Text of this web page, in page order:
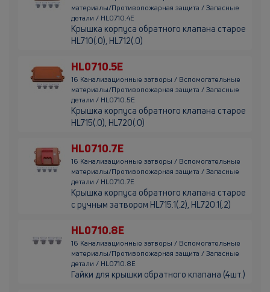
материалы/Противопожарная защита / Запасные
детали / HL0710.4E
Крышка корпуса обратного клапана старое
HL710(.0), HL712(.0)
HL0710.5E
16 Канализационные затворы / Вспомогательные
материалы/Противопожарная защита / Запасные
детали / HL0710.5E
Крышка корпуса обратного клапана старое
HL715(.0), HL720(.0)
HL0710.7E
16 Канализационные затворы / Вспомогательные
материалы/Противопожарная защита / Запасные
детали / HL0710.7E
Крышка корпуса обратного клапана старое
с ручным затвором HL715.1(.2), HL720.1(.2)
HL0710.8E
16 Канализационные затворы / Вспомогательные
материалы/Противопожарная защита / Запасные
детали / HL0710.8E
Гайки для крышки обратного клапана (4шт.)